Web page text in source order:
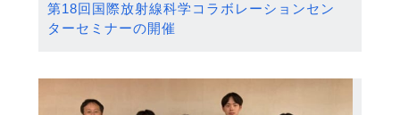
第18回国際放射線科学コラボレーションセン
ターセミナーの開催